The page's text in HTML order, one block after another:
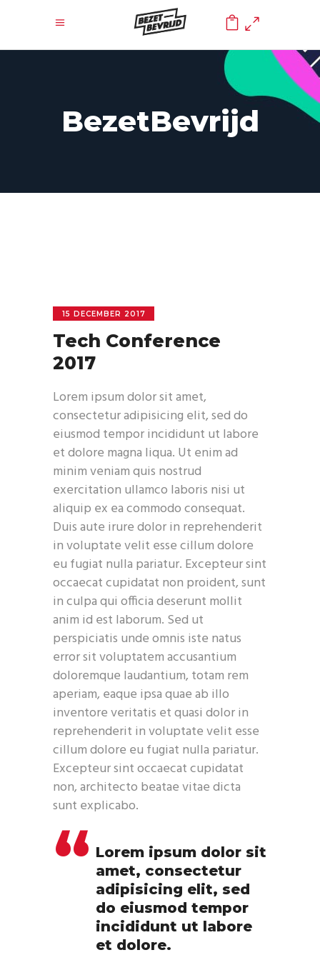
0
BezetBevrijd
15 DECEMBER 2017
Tech Conference
2017
Lorem ipsum dolor sit amet,
consectetur adipisicing elit, sed do
eiusmod tempor incididunt ut labore
et dolore magna liqua. Ut enim ad
minim veniam quis nostrud
exercitation ullamco laboris nisi ut
aliquip ex ea commodo consequat.
Duis aute irure dolor in reprehenderit
in voluptate velit esse cillum dolore
eu fugiat nulla pariatur. Excepteur sint
occaecat cupidatat non proident, sunt
in culpa qui officia deserunt mollit
anim id est laborum. Sed ut
perspiciatis unde omnis iste natus
error sit voluptatem accusantium
doloremque laudantium, totam rem
aperiam, eaque ipsa quae ab illo
inventore veritatis et quasi dolor in
reprehenderit in voluptate velit esse
cillum dolore eu fugiat nulla pariatur.
Excepteur sint occaecat cupidatat
non, architecto beatae vitae dicta
sunt explicabo.
Lorem ipsum dolor sit
amet, consectetur
adipisicing elit, sed
do eiusmod tempor
incididunt ut labore
et dolore.